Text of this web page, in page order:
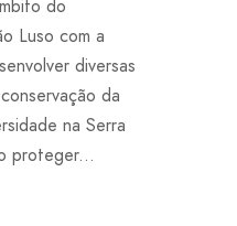
do
Luso com a
diversas
da
na Serra
proteger...